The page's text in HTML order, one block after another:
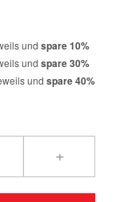
und spare10%
und spare30%
und spare40%
+